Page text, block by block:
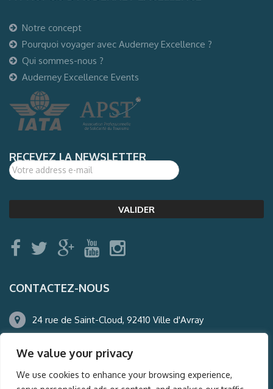
We value your privacy
We use cookies to enhance your browsing experience,
Notre concept
Pourquoi voyager avec Auderney Excellence ?
Qui sommes-nous ?
Auderney Excellence Events
RECEVEZ LA NEWSLETTER
CONTACTEZ-NOUS
24 rue de Saint-Cloud, 92410 Ville d'Avray